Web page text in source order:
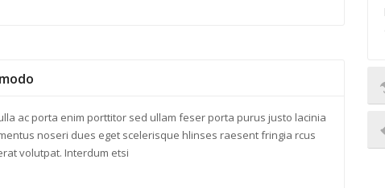
ac porta enim porttitor sed ullam feser porta purus justo lacinia
noseri dues eget scelerisque hlinses raesent fringia rcus
volutpat. Interdum etsi